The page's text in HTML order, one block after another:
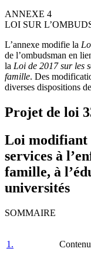
ANNEXE 4
LOI SUR
L’annexe modifie la
de l’ombudsman en
la Loi de 2017 sur les
famille. Des
diverses dispositions
Projet de loi
Loi modifiant
services à
famille, à
universités
SOMMAIRE
1.